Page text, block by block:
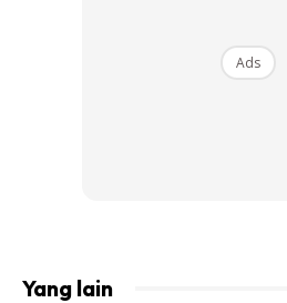
Ads
Yang lain